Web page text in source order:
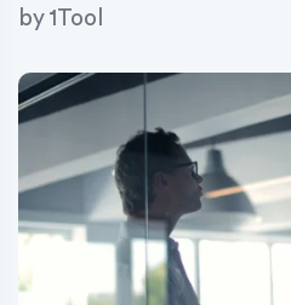
by1Tool